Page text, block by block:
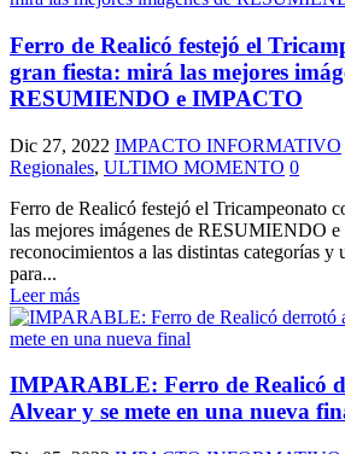
Ferro de Realicó festejó el
gran fiesta: mirá las mejores
RESUMIENDO e IMPACTO
Dic 27, 2022 IMPACTO INFORMATIVO
Regionales, ULTIMO MOMENTO 0
Ferro de Realicó festejó el Tricampeonato
las mejores imágenes de RESUMIENDO
reconocimientos a las distintas categorías y
para...
Leer más
IMPARABLE: Ferro de Realicó
Alvear y se mete en una nueva